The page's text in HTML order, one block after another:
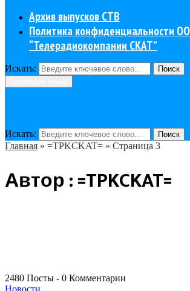
Архив выпусков СТВ
Политика конфиденциальности
“Телерадиокомпании СКАТ”
Искать:
Поиск
Искать: Поиск
Главная » =TPKCKAT= » Страница 3
Автор :=TPKCKAT=
2480 Посты - 0 Комментарии